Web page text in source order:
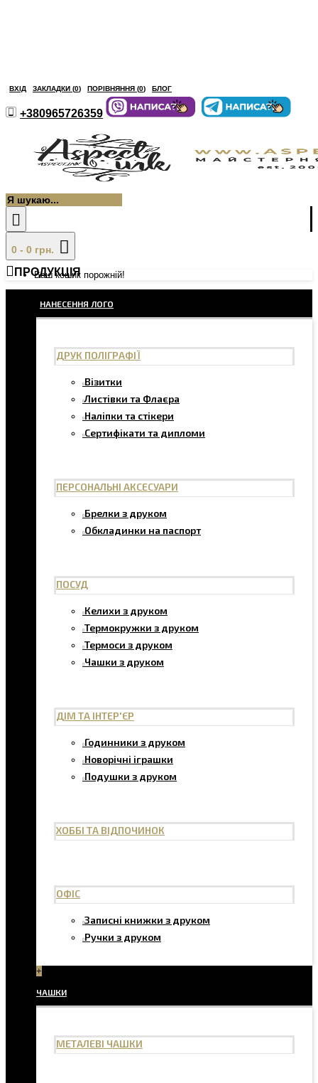
ВХІД ЗАКЛАДКИ (0) ПОРІВНЯННЯ (0) БЛОГ
+380965726359
0 - 0 грн.
Ваш кошик порожній!
ПРОДУКЦІЯ
НАНЕСЕННЯ ЛОГО
ДРУК ПОЛІГРАФІЇ
Візитки
Листівки та Флаєра
Наліпки та стікери
Сертифікати та дипломи
ПЕРСОНАЛЬНІ АКСЕСУАРИ
Брелки з друком
Обкладинки на паспорт
ПОСУД
Келихи з друком
Термокружки з друком
Термоси з друком
Чашки з друком
ДІМ ТА ІНТЕР'ЄР
Годинники з друком
Новорічні іграшки
Подушки з друком
ХОББІ ТА ВІДПОЧИНОК
ОФІС
Записні книжки з друком
Ручки з друком
+
ЧАШКИ
МЕТАЛЕВІ ЧАШКИ